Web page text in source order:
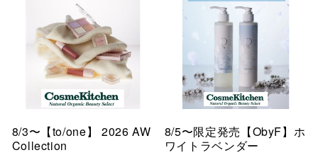
8/3〜【to/one】 2026 AW
Collection
8/5〜限定発売【ObyF】ホ
ワイトラベンダー